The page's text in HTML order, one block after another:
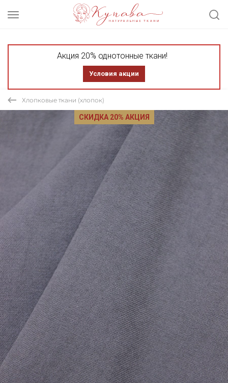
Акция 20% однотонные ткани!
Условия акции
Хлопковые ткани (хлопок)
СКИДКА 20% АКЦИЯ